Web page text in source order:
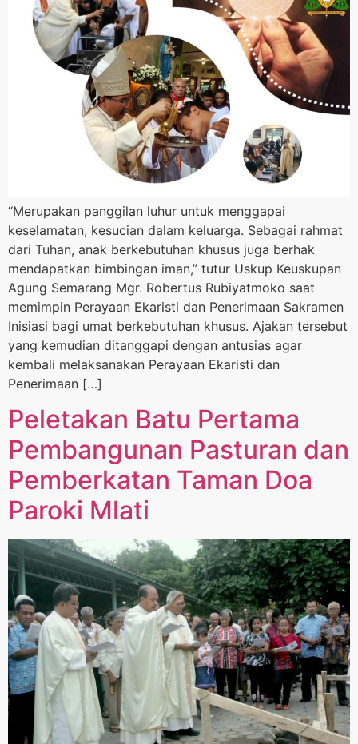
“Merupakan panggilan luhur untuk menggapai
keselamatan, kesucian dalam keluarga. Sebagai rahmat
dari Tuhan, anak berkebutuhan khusus juga berhak
mendapatkan bimbingan iman,” tutur Uskup Keuskupan
Agung Semarang Mgr. Robertus Rubiyatmoko saat
memimpin Perayaan Ekaristi dan Penerimaan Sakramen
Inisiasi bagi umat berkebutuhan khusus. Ajakan tersebut
yang kemudian ditanggapi dengan antusias agar
kembali melaksanakan Perayaan Ekaristi dan
Penerimaan […]
Peletakan Batu Pertama
Pembangunan Pasturan dan
Pemberkatan Taman Doa
Paroki Mlati